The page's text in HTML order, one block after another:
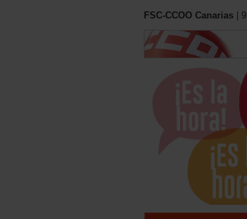
FSC-CCOO Canarias |